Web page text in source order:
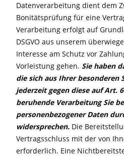
Datenverarbeitung dient dem
Bonitätsprüfung für eine
Verarbeitung erfolgt auf
DSGVO aus unserem
Interesse am Schutz vor
Vorleistung gehen. Sie haben
die sich aus Ihrer besonderen
jederzeit gegen diese auf Art.
beruhende Verarbeitung Sie
personenbezogener Daten
widersprechen. Die
Vertragsschluss mit der von
erforderlich. Eine